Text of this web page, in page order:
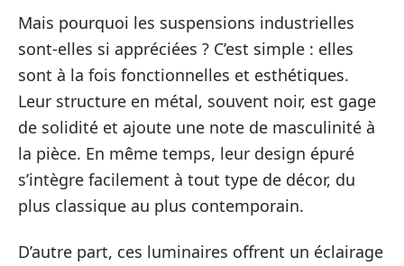
Mais pourquoi les suspensions industrielles
sont-elles si appréciées ? C’est simple : elles
sont à la fois fonctionnelles et esthétiques.
Leur structure en métal, souvent noir, est gage
de solidité et ajoute une note de masculinité à
la pièce. En même temps, leur design épuré
s’intègre facilement à tout type de décor, du
plus classique au plus contemporain.
D’autre part, ces luminaires offrent un éclairage